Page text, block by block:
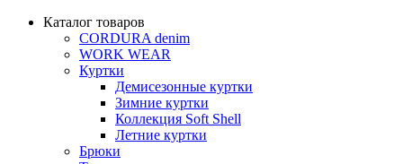
Каталог товаров
CORDURA denim
WORK WEAR
Куртки
Демисезонные куртки
Зимние куртки
Коллекция Soft Shell
Летние куртки
Брюки